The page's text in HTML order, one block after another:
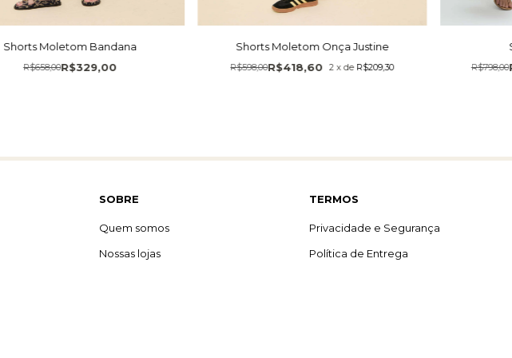
Shorts Moletom Bandana
R$329,00
R$658,00
Shorts Moletom Onça Justine
R$418,60
R$598,00 2 xde R$209,30 R$798,00
SOBRE
Quem somos
Nossas lojas
TERMOS
Privacidade e Segurança
Política de Entrega